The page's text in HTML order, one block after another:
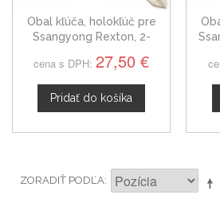
Obal kľúča, holokľúč pre
Ssangyong Rexton, 2-
cena s DPH: 27,50 €
Pridať do košíka
ZORADIŤ PODĽA